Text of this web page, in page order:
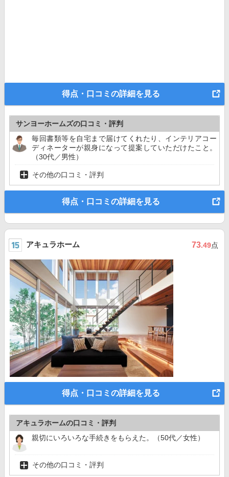
得点・口コミの詳細を見る
サンヨーホームズの口コミ・評判
毎回書類等を自宅まで届けてくれたり、インテリアコー
ディネーターが親身になって提案していただけたこと。
（30代／男性）
その他の口コミ・評判
得点・口コミの詳細を見る
アキュラホーム 73.49点
得点・口コミの詳細を見る
アキュラホームの口コミ・評判
親切にいろいろな手続きをもらえた。（50代／女性）
その他の口コミ・評判